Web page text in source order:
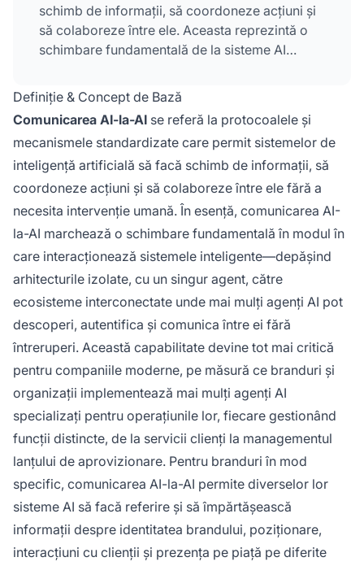
schimb de informații, să coordoneze acțiuni și
să colaboreze între ele. Aceasta reprezintă o
schimbare fundamentală de la sisteme AI
mulți agenți pot descoperi, autentifica și
comunica fără întreruperi. Această capabilitate
este esențială pentru asigurarea unei
reprezentări consistente a brandului pe mai
multe platforme AI și pentru monitorizarea în
timp real a modului în care brandurile sunt
menționate în diferite sisteme AI.
Definiție & Concept de Bază
Comunicarea AI-la-AI se referă la protocoalele și
mecanismele standardizate care permit sistemelor de
inteligență artificială să facă schimb de informații, să
coordoneze acțiuni și să colaboreze între ele fără a
necesita intervenție umană. În esență, comunicarea AI-
la-AI marchează o schimbare fundamentală în modul în
care interacționează sistemele inteligente—depășind
arhitecturile izolate, cu un singur agent, către
ecosisteme interconectate unde mai mulți agenți AI pot
descoperi, autentifica și comunica între ei fără
întreruperi. Această capabilitate devine tot mai critică
pentru companiile moderne, pe măsură ce branduri și
organizații implementează mai mulți agenți AI
specializați pentru operațiunile lor, fiecare gestionând
funcții distincte, de la servicii clienți la managementul
lanțului de aprovizionare. Pentru branduri în mod
specific, comunicarea AI-la-AI permite diverselor lor
sisteme AI să facă referire și să împărtășească
informații despre identitatea brandului, poziționare,
interacțiuni cu clienții și prezența pe piață pe diferite